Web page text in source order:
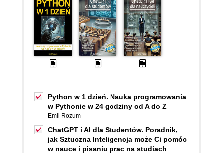
Python w 1 dzień. Nauka programowania
w Pythonie w 24 godziny od A do Z
Emil Rozum
ChatGPT i AI dla Studentów. Poradnik,
jak Sztuczna Inteligencja może Ci pomóc
w nauce i pisaniu prac na studiach